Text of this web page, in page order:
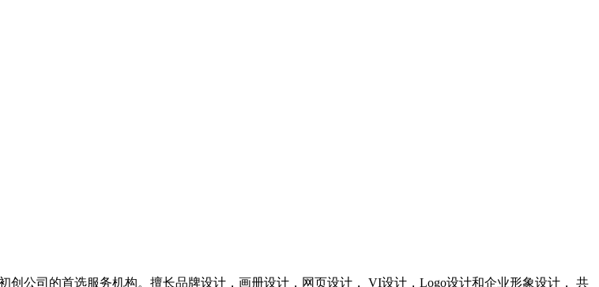
公司的首选服务机构。擅长品牌设计，画册设计，网页设计， VI设计，Logo设计和企业形象设计， 共